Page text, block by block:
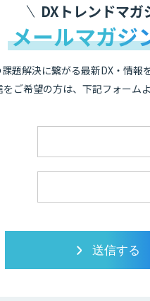
DXトレンドマガ
メールマガジ
題解決に繋がる最新DX・情報
ご希望の方は、下記フォーム